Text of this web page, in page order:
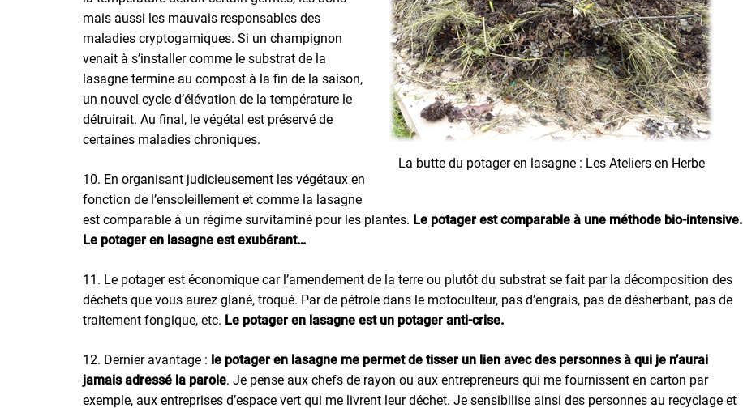
La butte du potager en lasagne : Les Ateliers en Herbe
mais aussi les mauvais responsables des
maladies cryptogamiques. Si un champignon
venait à s’installer comme le substrat de la
lasagne termine au compost à la fin de la saison,
un nouvel cycle d’élévation de la température le
détruirait. Au final, le végétal est préservé de
certaines maladies chroniques.
10. En organisant judicieusement les végétaux en
fonction de l’ensoleillement et comme la lasagne
est comparable à un régime survitaminé pour les plantes. Le potager est comparable à une méthode bio-intensive.
Le potager en lasagne est exubérant…
11. Le potager est économique car l’amendement de la terre ou plutôt du substrat se fait par la décomposition des
déchets que vous aurez glané, troqué. Par de pétrole dans le motoculteur, pas d’engrais, pas de désherbant, pas de
traitement fongique, etc. Le potager en lasagne est un potager anti-crise.
12. Dernier avantage : le potager en lasagne me permet de tisser un lien avec des personnes à qui je n’aurai
jamais adressé la parole. Je pense aux chefs de rayon ou aux entrepreneurs qui me fournissent en carton par
exemple, aux entreprises d’espace vert qui me livrent leur déchet. Je sensibilise ainsi des personnes au recyclage et